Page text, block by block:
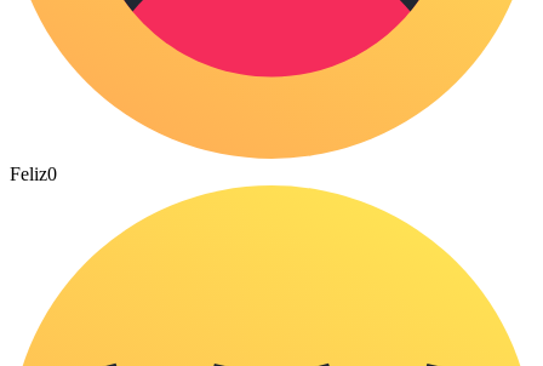
Feliz0